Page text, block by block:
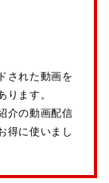
された動画を
ります。
介の動画配信
得に使いまし